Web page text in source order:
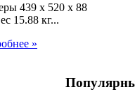
439 x 520 x 88
15.88 кг...
»